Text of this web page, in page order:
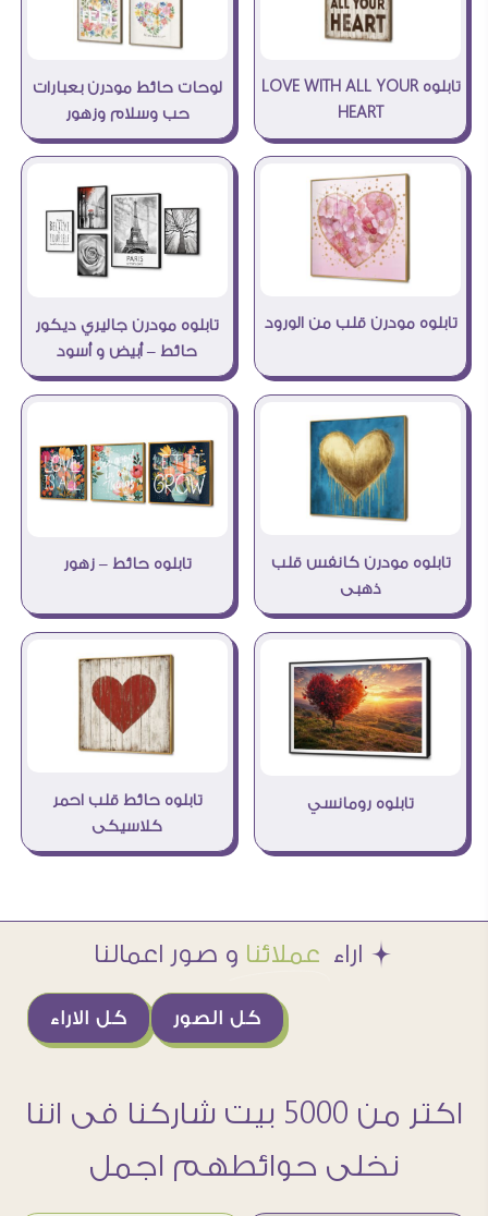
تابلوه LOVE WITH ALL YOUR
HEART
لوحات حائط مودرن بعبارات
حب وسلام وزهور
تابلوه مودرن قلب من الورود
تابلوه مودرن جاليري ديكور
حائط – أبيض و أسود
تابلوه مودرن كانفس قلب
ذهبى
تابلوه حائط – زهور
تابلوه رومانسي
تابلوه حائط قلب احمر
كلاسيكى
Æ اراء عملائنا و صور اعمالنا
كل الاراء كل الصور
اكتر من 5000 بيت شاركنا فى اننا
نخلى حوائطهم اجمل